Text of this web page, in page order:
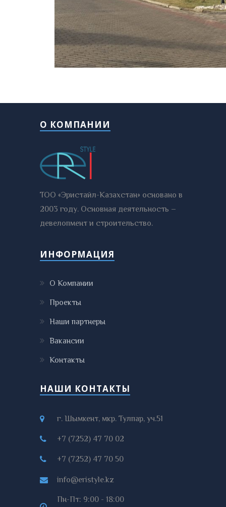
О КОМПАНИИ
ТОО «Эристайл-Казахстан» основано в
2003 году. Основная деятельность –
девелопмент и строительство.
ИНФОРМАЦИЯ
О Компании
Проекты
Наши партнеры
Вакансии
Контакты
НАШИ КОНТАКТЫ
г. Шымкент, мкр. Тулпар, уч.51
+7 (7252) 47 70 02
+7 (7252) 47 70 50
info@eristyle.kz
Пн-Пт: 9:00 - 18:00